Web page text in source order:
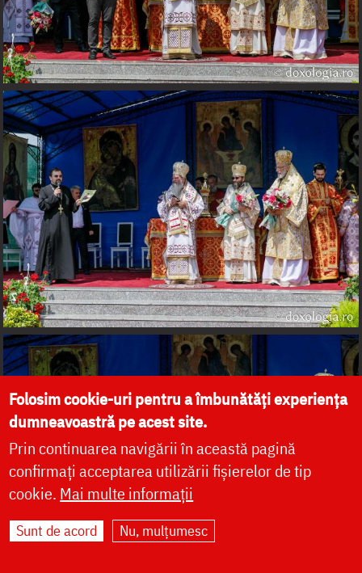
Folosim cookie-uri pentru a îmbunătăți experiența
dumneavoastră pe acest site.
Prin continuarea navigării în această pagină
confirmați acceptarea utilizării fișierelor de tip
cookie. Mai multe informații
Sunt de acord Nu, mulțumesc